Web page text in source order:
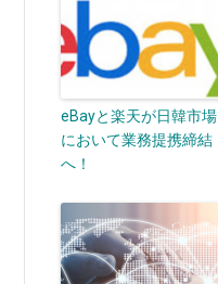
eBayと楽天が日韓市場
において業務提携締結
へ！